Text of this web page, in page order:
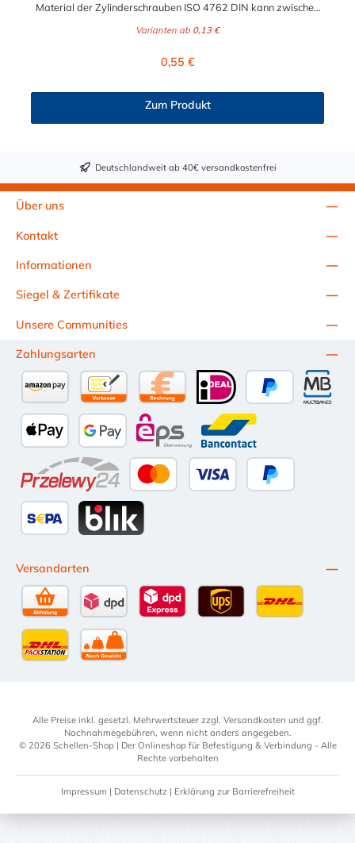
Material der Zylinderschrauben ISO 4762 DIN kann zwischen
Varianten ab 0,13 €
Regulärer Preis:
0,55 €
Zum Produkt
Deutschlandweit ab 40€ versandkostenfrei
Über uns
Kontakt
Informationen
Unsere Communities
Siegel & Zertifikate
Zahlungsarten
Kauf auf Rechnung (10 Tage Netto)
iDEAL
Apple Pay Google Pay eps Bancontact
Przelewy24
Amazon PayVorkasse per Überweisung
Versandarten
Alle Preise inkl. gesetzl. Mehrwertsteuer zzgl. Versandkosten und ggf.
Nachnahmegebühren, wenn nicht anders angegeben.
© 2026 Schellen-Shop | Der Onlineshop für Befestigung & Verbindung - Alle
Rechte vorbehalten
Impressum | Datenschutz| Erklärung zur Barrierefreiheit